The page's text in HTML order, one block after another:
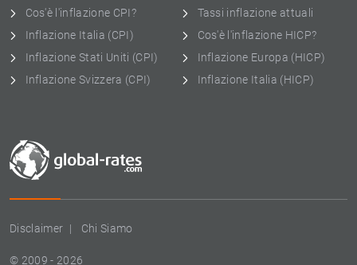
Disclaimer Chi Siamo
© 2009 - 2026
Cos'è l'inflazione CPI?
Inflazione Italia (CPI)
Inflazione Stati Uniti (CPI)
Inflazione Svizzera (CPI)
Tassi inflazione attuali
Cos'è l'inflazione HICP?
Inflazione Europa (HICP)
Inflazione Italia (HICP)